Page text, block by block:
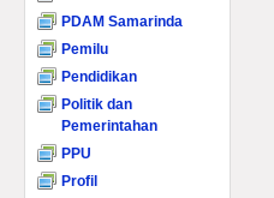
PDAM Samarinda
Pemilu
Pendidikan
Politik dan
Pemerintahan
PPU
Profil